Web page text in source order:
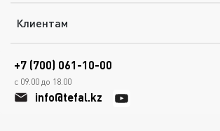
Клиентам
+7 (700) 061-10-00
с 09.00 до 18.00
info@tefal.kz